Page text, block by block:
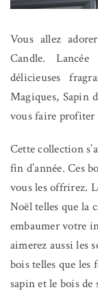
Vous allez
Candle.
délicieuses
Magiques, Sapin
vous faire profiter
Cette collection
fin d’année. Ces
vous les offrirez.
Noël telles que la
embaumer votre
aimerez aussi les
bois telles que les
sapin et le bois